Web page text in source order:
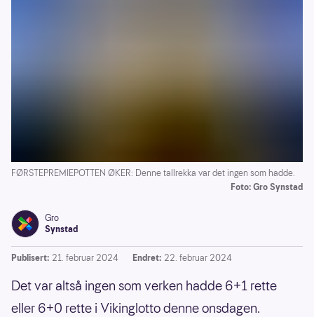
FØRSTEPREMIEPOTTEN ØKER: Denne tallrekka var det ingen som hadde.
Foto: Gro Synstad
Gro
Synstad
Publisert: 21. februar 2024 Endret: 22. februar 2024
Det var altså ingen som verken hadde 6+1 rette
eller 6+0 rette i Vikinglotto denne onsdagen.